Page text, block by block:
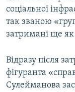
соціальної
так званою
затримані ще як
Відразу після
фігуранта
Сулейманова